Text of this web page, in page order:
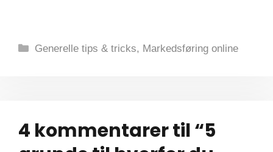
Kategorier
Generelle tips & tricks, Markedsføring online
4 kommentarer til “5